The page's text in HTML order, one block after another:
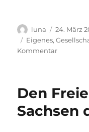
Autor
luna
am
24. März
Schlagwörter
Eigenes,
Kommentarzu
Den
Sachsen